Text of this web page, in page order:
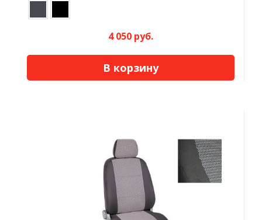
4 050 руб.
В корзину